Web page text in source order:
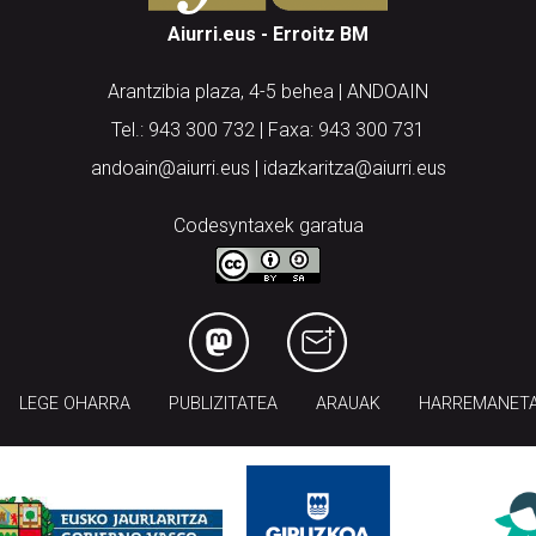
Aiurri.eus - Erroitz BM
Arantzibia plaza, 4-5 behea | ANDOAIN
Tel.: 943 300 732 | Faxa: 943 300 731
andoain@aiurri.eus | idazkaritza@aiurri.eus
Codesyntaxek garatua
LEGE OHARRA PUBLIZITATEA ARAUAK